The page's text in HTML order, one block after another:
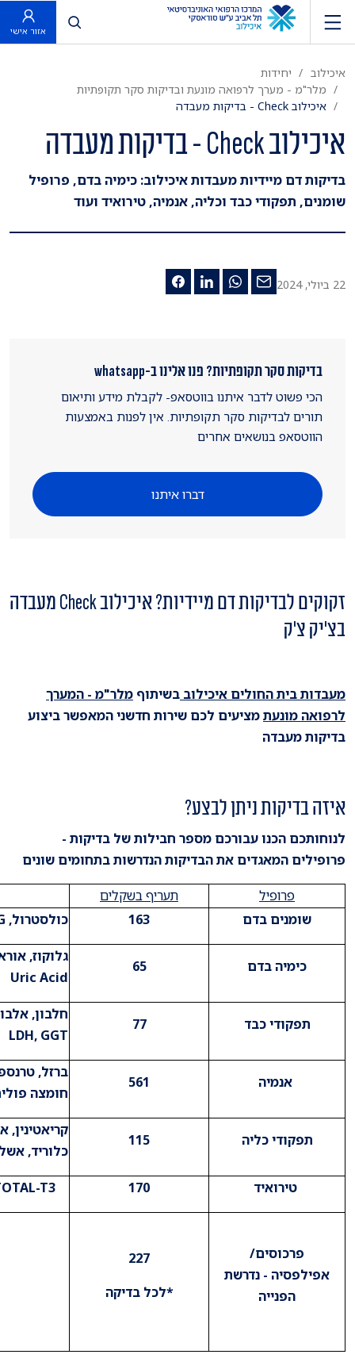
פתח חיפוש
אזור אישי
איכילוב
יחידות
מלר"מ - מערך לרפואה מונעת ובדיקות סקר תקופתיות
איכילוב Check - בדיקות מעבדה
איכילוב Check - בדיקות מעבדה
בדיקות דם מיידיות מעבדות איכילוב: כימיה בדם, פרופיל
שומנים, תפקודי כבד וכליה, אנמיה, טירואיד ועוד
22 ביולי, 2024
בדיקות סקר תקופתיות? פנו אלינו ב-whatsapp
הכי פשוט לדבר איתנו בווטסאפ- לקבלת מידע ותיאום
תורים לבדיקות סקר תקופתיות. אין לפנות באמצעות
הווטסאפ בנושאים אחרים
דברו איתנו
זקוקים לבדיקות דם מיידיות? איכילוב Check מעבדה
בצ'יק צ'ק
מעבדות בית החולים איכילוב בשיתוף מלר"מ - המערך
לרפואה מונעתמציעים לכם שירות חדשני המאפשר ביצוע
בדיקות מעבדה
איזה בדיקות ניתן לבצע?
לנוחותכם הכנו עבורכם מספר חבילות של בדיקות -
פרופילים המאגדים את הבדיקות הנדרשות בתחומים שונים
פרופיל
תעריף בשקלים
שומנים בדם
163 כולסטרול, LDL ,HDL ,TG​
כימיה בדם 65
גלוקוז,
Uric Acid​
תפקודי כבד 77
LDH, GGT​
אנמיה 561
חומצה
תפקודי כליה 115
קריאטינין,
כלוריד,
טירואיד 170
​פרכוסים/
אפילפסיה - נדרשת
הפנייה
​227
*לכל בדיקה